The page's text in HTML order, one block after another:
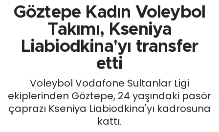
Göztepe Kadın Voleybol
Takımı, Kseniya
Liabiodkina'yı transfer
etti
Voleybol Vodafone Sultanlar Ligi
ekiplerinden Göztepe, 24 yaşındaki pasör
çaprazı Kseniya Liabiodkina'yı kadrosuna
kattı.
EĞİTİM
English News
Süper Lig Puan Durumu ve Fikstür
Tüm Manşetler
Haber Arşivi